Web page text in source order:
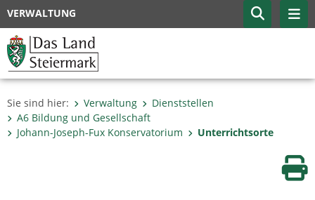
VERWALTUNG
Sie sind hier: Verwaltung
Dienststellen
A6 Bildung und Gesellschaft
Johann-Joseph-Fux Konservatorium
Unterrichtsorte